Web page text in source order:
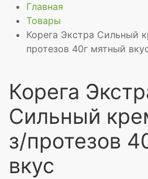
Главная
Товары
Корега Экстра Сильный
протезов 40г мятный
Корега
Сильный
з/протезов
вкус